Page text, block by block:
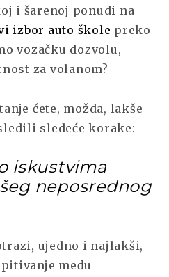
i šarenoj ponudi na
izbor auto škole preko
vozačku dozvolu,
za volanom?
ćete, možda, lakše
sledeće korake:
iskustvima
neposrednog
ujedno i najlakši,
među